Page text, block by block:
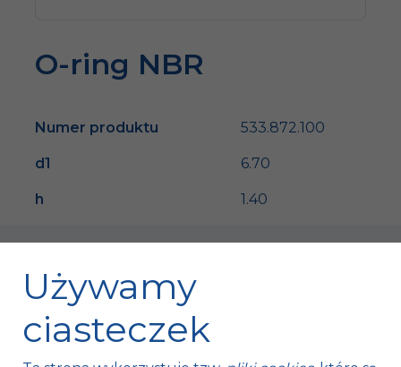
O-ring NBR
Numer produktu 533.872.100
d1 6.70
h 1.40
Używamy
ciasteczek